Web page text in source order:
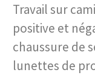
Travail sur
positive et
chaussure de
lunettes de